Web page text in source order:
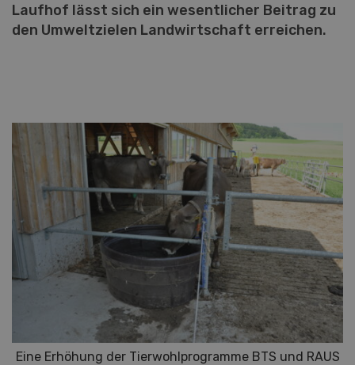
Laufhof lässt sich ein wesentlicher Beitrag zu
den Umweltzielen Landwirtschaft erreichen.
Eine Erhöhung der Tierwohlprogramme BTS und RAUS